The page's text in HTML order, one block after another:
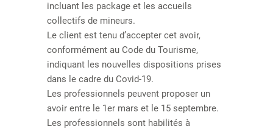
incluant les package et les accueils
collectifs de mineurs.
Le client est tenu d’accepter cet avoir,
conformément au Code du Tourisme,
indiquant les nouvelles dispositions prises
dans le cadre du Covid-19.
Les professionnels peuvent proposer un
avoir entre le 1er mars et le 15 septembre.
Les professionnels sont habilités à